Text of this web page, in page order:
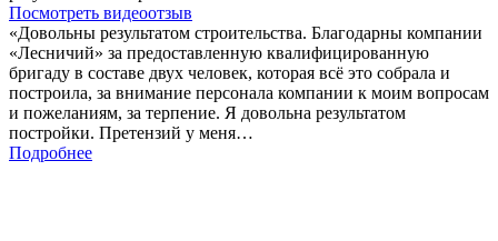
Посмотреть видеоотзыв
«Довольны результатом строительства. Благодарны компании
«Лесничий» за предоставленную квалифицированную
бригаду в составе двух человек, которая всё это собрала и
построила, за внимание персонала компании к моим вопросам
и пожеланиям, за терпение. Я довольна результатом
постройки. Претензий у меня…
Подробнее